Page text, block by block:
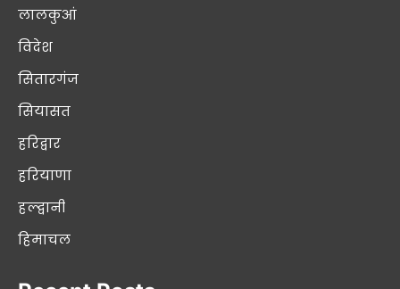
लालकुआं
विदेश
सितारगंज
सियासत
हरिद्वार
हरियाणा
हल्द्वानी
हिमाचल